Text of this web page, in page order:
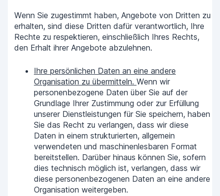
Wenn Sie zugestimmt haben, Angebote von Dritten zu
erhalten, sind diese Dritten dafür verantwortlich, Ihre
Rechte zu respektieren, einschließlich Ihres Rechts,
den Erhalt ihrer Angebote abzulehnen.
Ihre persönlichen Daten an eine andere
Organisation zu übermitteln. Wenn wir
personenbezogene Daten über Sie auf der
Grundlage Ihrer Zustimmung oder zur Erfüllung
unserer Dienstleistungen für Sie speichern, haben
Sie das Recht zu verlangen, dass wir diese
Daten in einem strukturierten, allgemein
verwendeten und maschinenlesbaren Format
bereitstellen. Darüber hinaus können Sie, sofern
dies technisch möglich ist, verlangen, dass wir
diese personenbezogenen Daten an eine andere
Organisation weitergeben.